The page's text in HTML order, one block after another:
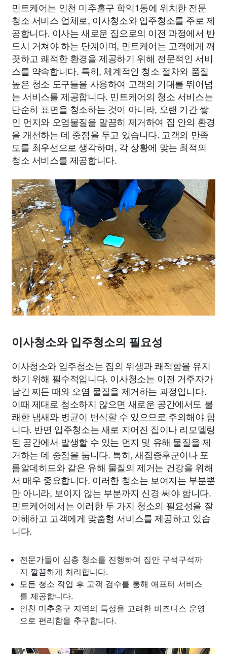
민트케어는 인천 미추홀구 학익1동에 위치한 전문
청소 서비스 업체로, 이사청소와 입주청소를 주로 제
공합니다. 이사는 새로운 집으로의 이전 과정에서 반
드시 거쳐야 하는 단계이며, 민트케어는 고객에게 깨
끗하고 쾌적한 환경을 제공하기 위해 전문적인 서비
스를 약속합니다. 특히, 체계적인 청소 절차와 품질
높은 청소 도구들을 사용하여 고객의 기대를 뛰어넘
는 서비스를 제공합니다. 민트케어의 청소 서비스는
단순히 표면을 청소하는 것이 아니라, 오랜 기간 쌓
인 먼지와 오염물질을 말끔히 제거하여 집 안의 환경
을 개선하는 데 중점을 두고 있습니다. 고객의 만족
도를 최우선으로 생각하며, 각 상황에 맞는 최적의
청소 서비스를 제공합니다.
이사청소와 입주청소의 필요성
이사청소와 입주청소는 집의 위생과 쾌적함을 유지
하기 위해 필수적입니다. 이사청소는 이전 거주자가
남긴 찌든 때와 오염 물질을 제거하는 과정입니다.
이때 제대로 청소하지 않으면 새로운 공간에서도 불
쾌한 냄새와 병균이 번식할 수 있으므로 주의해야 합
니다. 반면 입주청소는 새로 지어진 집이나 리모델링
된 공간에서 발생할 수 있는 먼지 및 유해 물질을 제
거하는 데 중점을 둡니다. 특히, 새집증후군이나 포
름알데히드와 같은 유해 물질의 제거는 건강을 위해
서 매우 중요합니다. 이러한 청소는 보여지는 부분뿐
만 아니라, 보이지 않는 부분까지 신경 써야 합니다.
민트케어에서는 이러한 두 가지 청소의 필요성을 잘
이해하고 고객에게 맞춤형 서비스를 제공하고 있습
니다.
전문가들이 심층 청소를 진행하여 집안 구석구석까
지 깔끔하게 처리합니다.
모든 청소 작업 후 고객 검수를 통해 애프터 서비스
를 제공합니다.
인천 미추홀구 지역의 특성을 고려한 비즈니스 운영
으로 편리함을 추구합니다.